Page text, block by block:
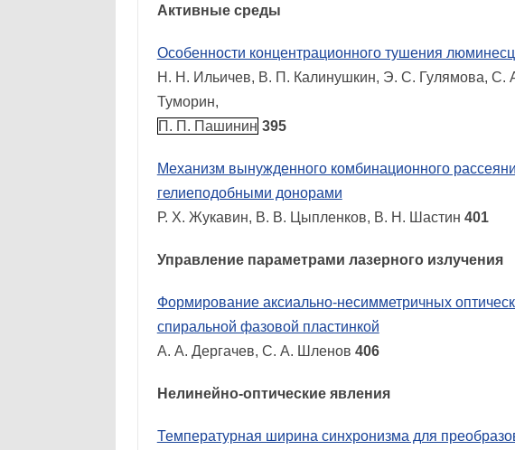
Активные среды
Особенности концентрационного тушения
Н. Н. Ильичев, В. П. Калинушкин, Э. С. Гулямова, С.
Туморин,
П. П. Пашинин 395
Механизм вынужденного комбинационного
гелиеподобными донорами
Р. Х. Жукавин, В. В. Цыпленков, В. Н. Шастин 401
Управление параметрами лазерного излучения
Формирование аксиально-несимметричных
спиральной фазовой пластинкой
А. А. Дергачев, С. А. Шленов 406
Нелинейно-оптические явления
Температурная ширина синхронизма для